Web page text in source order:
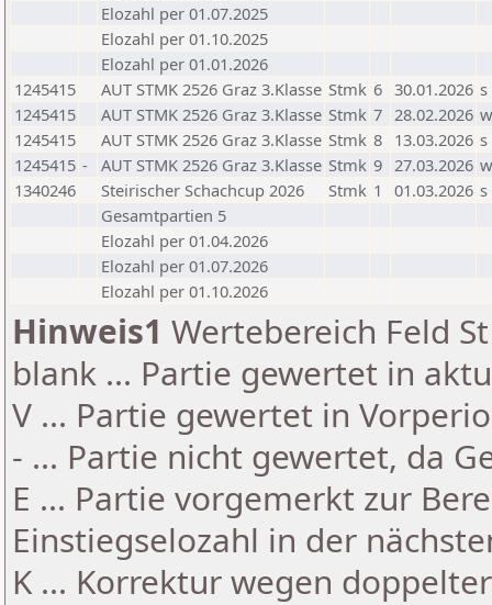
Elozahl per 01.07.2025
Elozahl per 01.10.2025
Elozahl per 01.01.2026
1245415
AUT STMK 2526 Graz 3.Klasse Stmk 6 30.01.2026 s
1245415
AUT STMK 2526 Graz 3.Klasse Stmk 7 28.02.2026 w
1245415
AUT STMK 2526 Graz 3.Klasse Stmk 8 13.03.2026 s
1245415 - AUT STMK 2526 Graz 3.Klasse Stmk 9 27.03.2026 w
1340246
Steirischer Schachcup 2026 Stmk 1 01.03.2026 s
Gesamtpartien 5
Elozahl per 01.04.2026
Elozahl per 01.07.2026
Elozahl per 01.10.2026
Hinweis1 Wertebereich Feld
blank ... Partie gewertet in
V ... Partie gewertet in
- ... Partie nicht gewertet, da
E ... Partie vorgemerkt zur
Einstiegselozahl in der
K ... Korrektur wegen